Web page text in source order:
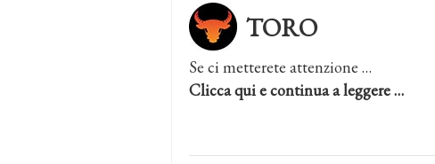
TORO
Se ci metterete attenzione …
Clicca qui e continua a leggere …